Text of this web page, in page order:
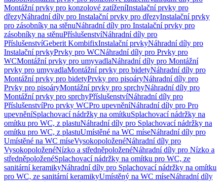
Montážní prvky pro konzolové zatíženíInstalační prvky pro
dřezyNáhradní díly pro Instalační prvky pro dřezyInstalační prvky
pro zásobníky na stěnuNáhradní díly pro Instalační prvky pro
zásobníky na stěnuPříslušenstvíNáhradní díly pro
PříslušenstvíGeberit KombifixInstalační prvkyNáhradní díly pro
Instalační prvkyPrvky pro WCNáhradní díly pro Prvky pro
WCMontážní prvky pro umyvadlaNáhradní díly pro Montážní
prvky pro umyvadlaMontážní prvky pro bidetyNáhradní díly pro
Montážní prvky pro bidetyPrvky pro pisoáryNáhradní díly pro
Prvky pro pisoáryMontážní prvky pro sprchyNáhradní díly pro
Montážní prvky pro sprchyPříslušenstvíNáhradní díly pro
PříslušenstvíPro prvky WCPro upevněníNáhradní díly pro Pro
upevněníSplachovací nádržky na omítkuSplachovací nádržky na
omítku pro WC, z plastuNáhradní díly pro Splachovací nádržky na
omítku pro WC, z plastuUmístěné na WC míseNáhradní díly pro
Umístěné na WC míseVysokopoloženéNáhradní díly pro
VysokopoloženéNízko a středněpoloženéNáhradní díly pro Nízko a
středněpoloženéSplachovací nádržky na omítku pro WC, ze
sanitární keramikyNáhradní díly pro Splachovací nádržky na omítku
pro WC, ze sanitární keramikyUmístěný na WC míseNáhradní díly